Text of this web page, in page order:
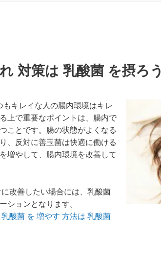
対策は 乳酸菌 を摂ろう
もキレイな人の腸内環境はキレ
上で重要なポイントは、腸内で
ことです。腸の状態がよくなる
、反対に善玉菌は快適に働ける
増やして、腸内環境を改善して
改善したい場合には、乳酸菌
ションとなります。
酸菌 を 増やす 方法は 乳酸菌